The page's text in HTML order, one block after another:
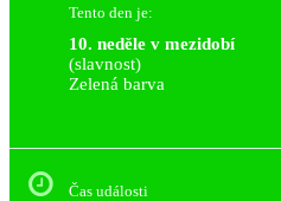
Tento den je:
10. neděle v mezidobí
(slavnost)
Čas události